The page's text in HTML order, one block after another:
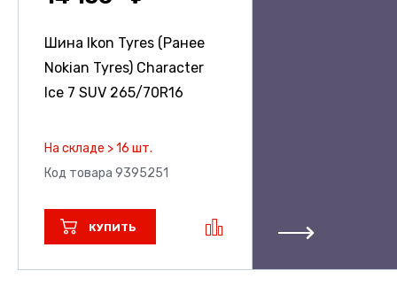
Шина Ikon Tyres (Ранее
Nokian Tyres) Character
Ice 7 SUV 265/70R16
На складе > 16 шт.
Код товара 9395251
КУПИТЬ